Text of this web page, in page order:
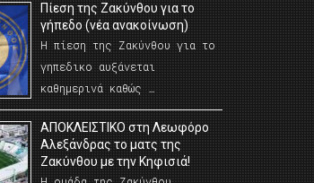
Πίεση της Ζακύνθου για το
γήπεδο (νέα ανακοίνωση)
Η πίεση της Ζακύνθου για το
γηπεδικο αυξάνεται
καθημερινά καθώς …
AΠΟΚΛΕΙΣΤΙΚΟ στη Λεωφόρο
Αλεξάνδρας το ματς της
Ζακύνθου με την Κηφισιά!